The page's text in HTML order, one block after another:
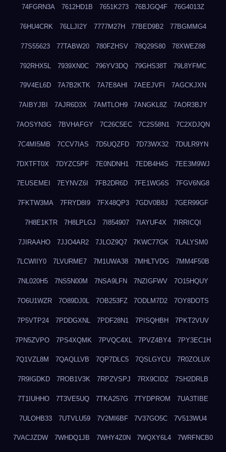
74FGRN3A 7612HD1B 7651K273 76BJGQ4F 76G4013Z
76HU4CRK 76LLJI2Y 7777M27H 77BED9B2 77BGMMG4
77S55623 77TABW20 780FZHSV 78Q29S80 78XWEZ88
792RHX5L 7939XN0C 796YV3DQ 79GHS38T 79L8YFMC
79V4EL6D 7A7B2KTK 7A7E8AHI 7AEEJVFI 7AGCKJXN
7AIBYJBI 7AJR6D3X 7AMTLOH9 7ANGKL8Z 7AOR3BJY
7AOSYN3G 7BVHAFGY 7C26C5EC 7C2S58N1 7C2XDJQN
7C4MI5MB 7CCV7IAS 7D5UQZFD 7D73WX32 7DULR9YN
7DXTFT0X 7DYZC5PF 7E0NDNH1 7EDB4H4S 7EE3M9WJ
7EUSEMEI 7EYNVZ6I 7FB2DR6D 7FE1WG6S 7FGV6NG8
7FKTW3MA 7FRYD8I9 7FX48QP3 7GDV0B8J 7GER99GF
7H8E1KTR 7H8LPLGJ 7I854907 7IAYUF4X 7IRRICQI
7JIRAAHO 7JJO4AR2 7JLOZ9Q7 7KWC77GK 7LALYSM0
7LCWIIY0 7LVURME7 7M1UWA38 7MHLTVDG 7MM4F50B
7NL020H5 7NS5N00M 7NSA9LFN 7NZIGFWV 7O15HQUY
7O6U1WZR 7O89DJ0L 7OB253FZ 7ODLM7D2 7OY8DOTS
7P5VTP24 7PDDGXNL 7PDF28N1 7PISQHBH 7PKT2VUV
7PN5ZVPO 7PS4XQMK 7PVQC4XL 7PVZ4BY4 7PY3EC1H
7Q1VZL8M 7QAQLLVB 7QP7DLC5 7QSLGYCU 7R0ZOLUX
7R9IGDKD 7ROB1V3K 7RPZVSPJ 7RX9CIDZ 7SH2DRLB
7T1IUHHO 7T3VE5UQ 7TKA257G 7TYDPROM 7UA3TIBE
7ULOHB33 7UTVLU59 7V2MI6BF 7V37GO5C 7V513WU4
7VACJZDW 7WHDQ1JB 7WHY4Z0N 7WQXY6L4 7WRFNCB0